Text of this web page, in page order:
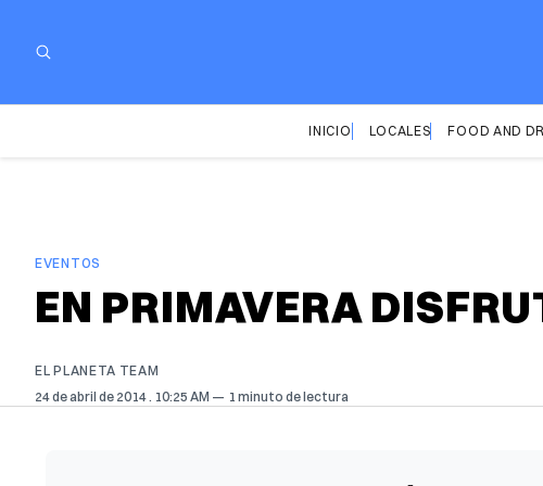
INICIO LOCALES FOOD AND
EVENTOS
EN PRIMAVERA
EL PLANETA TEAM
24 de abril de 2014 . 10:25 AM 1 minuto de lectura